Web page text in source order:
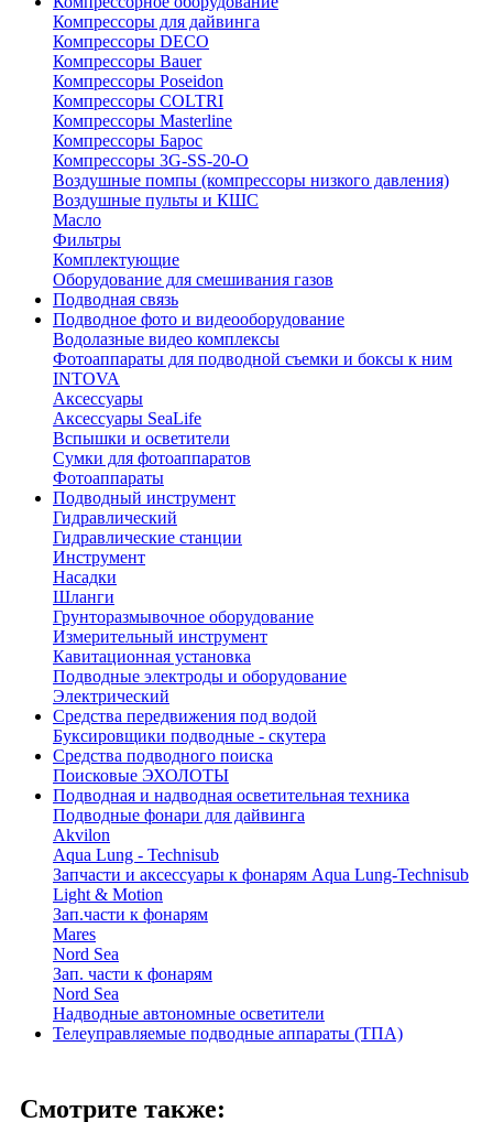
Компрессоры для дайвинга
Компрессоры DECO
Компрессоры Bauer
Компрессоры Poseidon
Компрессоры COLTRI
Компрессоры Masterline
Компрессоры Барос
Компрессоры 3G-SS-20-O
Воздушные помпы (компрессоры низкого давления)
Воздушные пульты и КШС
Масло
Фильтры
Комплектующие
Оборудование для смешивания газов
Подводная связь
Подводное фото и видеооборудование
Водолазные видео комплексы
Фотоаппараты для подводной съемки и боксы к ним
INTOVA
Аксессуары
Аксессуары SeaLife
Вспышки и осветители
Сумки для фотоаппаратов
Фотоаппараты
Подводный инструмент
Гидравлический
Гидравлические станции
Инструмент
Насадки
Шланги
Грунторазмывочное оборудование
Измерительный инструмент
Кавитационная установка
Подводные электроды и оборудование
Электрический
Средства передвижения под водой
Буксировщики подводные - скутера
Средства подводного поиска
Поисковые ЭХОЛОТЫ
Подводная и надводная осветительная техника
Подводные фонари для дайвинга
Akvilon
Aqua Lung - Technisub
Запчасти и аксессуары к фонарям Aqua Lung-Technisub
Light & Motion
Зап.части к фонарям
Mares
Nord Sea
Зап. части к фонарям
Nord Sea
Надводные автономные осветители
Телеуправляемые подводные аппараты (ТПА)
Смотрите также: